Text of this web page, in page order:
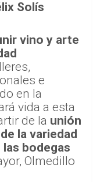
Solís
vino y arte
e
en la
vida a esta
de la unión
la variedad
bodegas
Olmedillo